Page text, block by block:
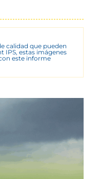
calidad que pueden
IPS, estas imágenes
este informe